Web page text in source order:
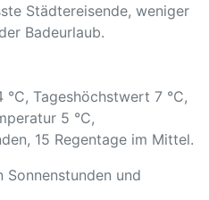
Städtereisende, weniger
Badeurlaub.
Tageshöchstwert 7 °C,
5 °C,
15 Regentage im Mittel.
und